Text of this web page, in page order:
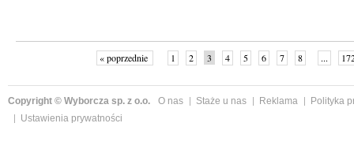
« poprzednie 1 2 3 4 5 6 7 8 ...
Copyright © Wyborcza sp. z o.o. O nas Staże u nas Reklama
Polityka
Ustawienia prywatności